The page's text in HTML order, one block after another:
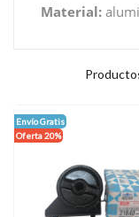
Material:
Envío Gratis
Oferta 20%